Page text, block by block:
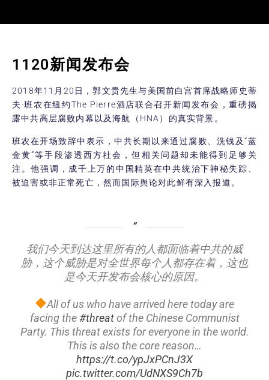
1120新闻发布会
2018年11月20日，郭文贵先生与美国前白宫首席战略师史蒂
夫·班农在纽约The Pierre酒店联合召开新闻发布会，重磅揭
露中共高层腐败内幕以及海航（HNA）的真实背景。
班农在开场致辞中表示，中共长期以来通过腐败、洗钱及“蓝
金黄”等手段渗透西方社会，但相关问题却未能得到足够关
注。他强调，成千上万的中国精英在中共统治下神秘失踪、
被迫害或非正常死亡，然而国际舆论对此鲜有深入报道。
我们今天到达这里所有的人都面临着中共的威
胁，这个威胁是对全世界每个人都存在着，这也
是今天开发布会核心的原因。
All of us who have arrived here today are
facing the#threatof the Chinese Communist
Party. This threat exists for everyone in the world.
This is also the core reason…
https://t.co/ypJxPCnJ3X
pic.twitter.com/UdNXS9Ch7b